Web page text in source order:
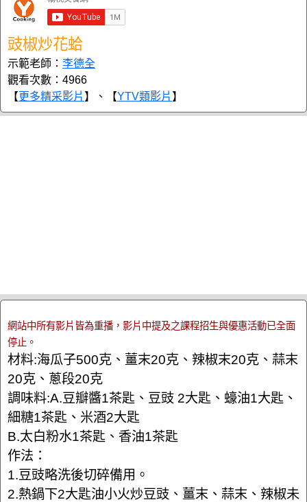
豉椒炒花蛤
示範老師： 李德全
觀看次數：4966
【更多精采影片 】、【YTV類影片 】
網站中所有影片皆為重播，影片中提及之課程招生與優惠活動已全面
停止。
材料:海瓜子500克、薑末20克、辣椒末20克、蒜末
20克、蔥段20克
調味料:A.豆瓣醬1茶匙、豆豉 2大匙、蠔油1大匙、
細糖1茶匙、米酒2大匙
B.太白粉水1茶匙、香油1茶匙
作法：
1.豆豉略洗後切碎備用。
2.熱鍋下2大匙油小火炒豆豉、薑末、蒜末、辣椒未